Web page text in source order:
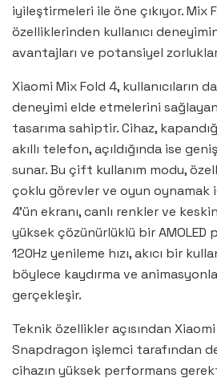
iyileştirmeleri ile öne çıkıyor. Mix
özelliklerinden kullanıcı
avantajları ve potansiyel
Xiaomi Mix Fold 4, kullanıcıların
deneyimi elde etmelerini
tasarıma sahiptir. Cihaz,
akıllı telefon, açıldığında ise
sunar. Bu çift kullanım modu,
çoklu görevler ve oyun oynamak
4’ün ekranı, canlı renkler ve
yüksek çözünürlüklü bir AMOLED
120Hz yenileme hızı, akıcı bir
böylece kaydırma ve
gerçekleşir.
Teknik özellikler açısından
Snapdragon işlemci tarafından
cihazın yüksek performans